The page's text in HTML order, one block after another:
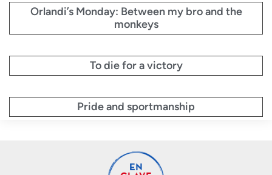
Orlandi’s Monday: Between my bro and the
monkeys
To die for a victory
Pride and sportmanship